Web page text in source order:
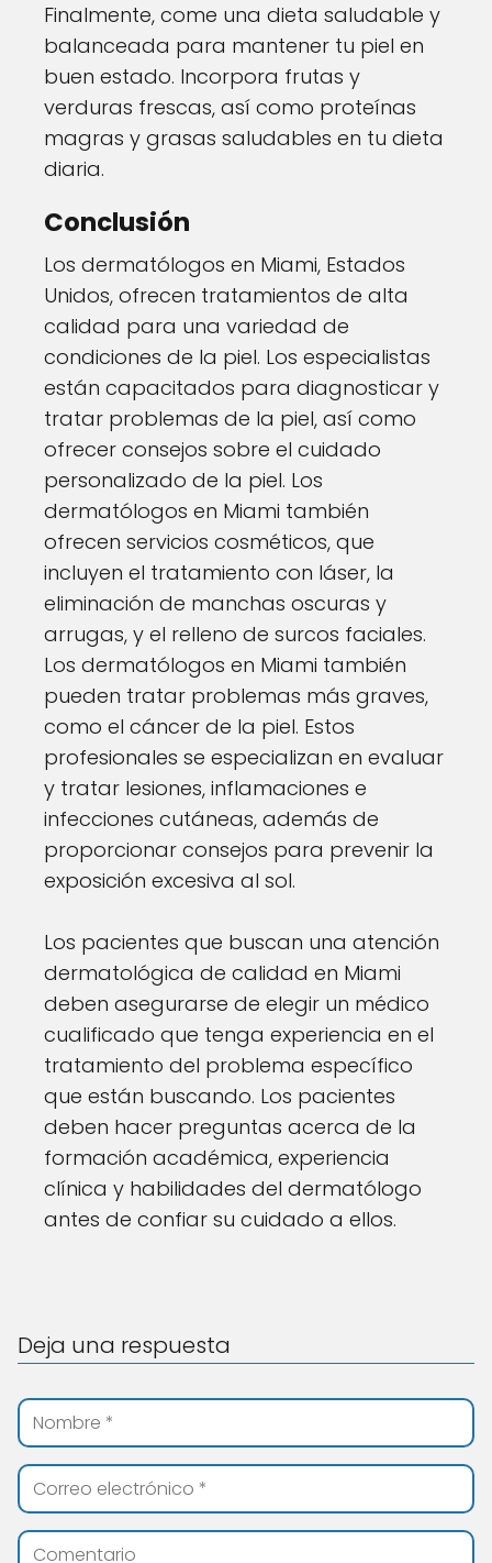
Finalmente, come una dieta saludable y
balanceada para mantener tu piel en
buen estado. Incorpora frutas y
verduras frescas, así como proteínas
magras y grasas saludables en tu dieta
diaria.
Conclusión
Los dermatólogos en Miami, Estados
Unidos, ofrecen tratamientos de alta
calidad para una variedad de
condiciones de la piel. Los especialistas
están capacitados para diagnosticar y
tratar problemas de la piel, así como
ofrecer consejos sobre el cuidado
personalizado de la piel. Los
dermatólogos en Miami también
ofrecen servicios cosméticos, que
incluyen el tratamiento con láser, la
eliminación de manchas oscuras y
arrugas, y el relleno de surcos faciales.
Los dermatólogos en Miami también
pueden tratar problemas más graves,
como el cáncer de la piel. Estos
profesionales se especializan en evaluar
y tratar lesiones, inflamaciones e
infecciones cutáneas, además de
proporcionar consejos para prevenir la
exposición excesiva al sol.
Los pacientes que buscan una atención
dermatológica de calidad en Miami
deben asegurarse de elegir un médico
cualificado que tenga experiencia en el
tratamiento del problema específico
que están buscando. Los pacientes
deben hacer preguntas acerca de la
formación académica, experiencia
clínica y habilidades del dermatólogo
antes de confiar su cuidado a ellos.
Deja una respuesta